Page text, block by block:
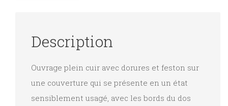
monde
Moyen-
Age,
Description
Ouvrage plein cuir avec dorures et feston sur
une couverture qui se présente en un état
sensiblement usagé, avec les bords du dos